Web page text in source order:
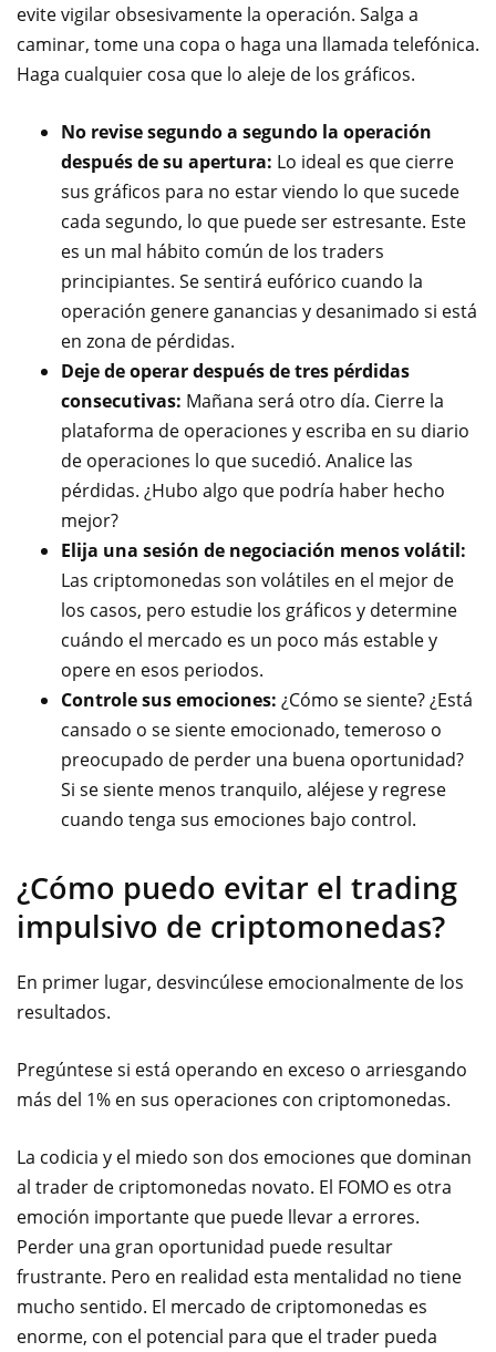
evite vigilar obsesivamente la operación. Salga a
caminar, tome una copa o haga una llamada telefónica.
Haga cualquier cosa que lo aleje de los gráficos.
No revise segundo a segundo la operación
después de su apertura: Lo ideal es que cierre
sus gráficos para no estar viendo lo que sucede
cada segundo, lo que puede ser estresante. Este
es un mal hábito común de los traders
principiantes. Se sentirá eufórico cuando la
operación genere ganancias y desanimado si está
en zona de pérdidas.
Deje de operar después de tres pérdidas
consecutivas: Mañana será otro día. Cierre la
plataforma de operaciones y escriba en su diario
de operaciones lo que sucedió. Analice las
pérdidas. ¿Hubo algo que podría haber hecho
mejor?
Elija una sesión de negociación menos volátil:
Las criptomonedas son volátiles en el mejor de
los casos, pero estudie los gráficos y determine
cuándo el mercado es un poco más estable y
opere en esos periodos.
Controle sus emociones: ¿Cómo se siente? ¿Está
cansado o se siente emocionado, temeroso o
preocupado de perder una buena oportunidad?
Si se siente menos tranquilo, aléjese y regrese
cuando tenga sus emociones bajo control.
¿Cómo puedo evitar el trading
impulsivo de criptomonedas?
En primer lugar, desvincúlese emocionalmente de los
resultados.
Pregúntese si está operando en exceso o arriesgando
más del 1% en sus operaciones con criptomonedas.
La codicia y el miedo son dos emociones que dominan
al trader de criptomonedas novato. El FOMO es otra
emoción importante que puede llevar a errores.
Perder una gran oportunidad puede resultar
frustrante. Pero en realidad esta mentalidad no tiene
mucho sentido. El mercado de criptomonedas es
enorme, con el potencial para que el trader pueda